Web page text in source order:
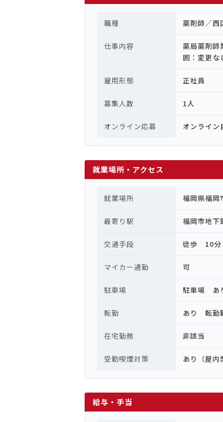
職種 薬剤師／西
仕事内容
薬局薬剤
囲：変更な
雇用形態 正社員
募集人数 1人
オンライン応募 オンライン
就業場所・アクセス
就業場所 福岡県福
最寄り駅 福岡市地
交通手段 徒歩 10分
マイカー通勤 可
駐車場 駐車場 あ
転勤 あり 転勤
在宅勤務 非該当
受動喫煙対策 あり（屋内
給与・手当